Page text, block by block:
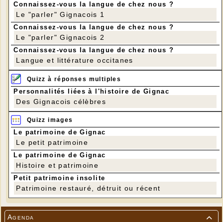

Agenda
Connaissez-vous la langue de chez nous ?
Le "parler" Gignacois 1
Connaissez-vous la langue de chez nous ?
Le "parler" Gignacois 2
Connaissez-vous la langue de chez nous ?
Langue et littérature occitanes
Quizz à réponses multiples
Personnalités liées à l'histoire de Gignac
Des Gignacois célèbres
Quizz images
Le patrimoine de Gignac
Le petit patrimoine
Le patrimoine de Gignac
Histoire et patrimoine
Petit patrimoine insolite
Patrimoine restauré, détruit ou récent